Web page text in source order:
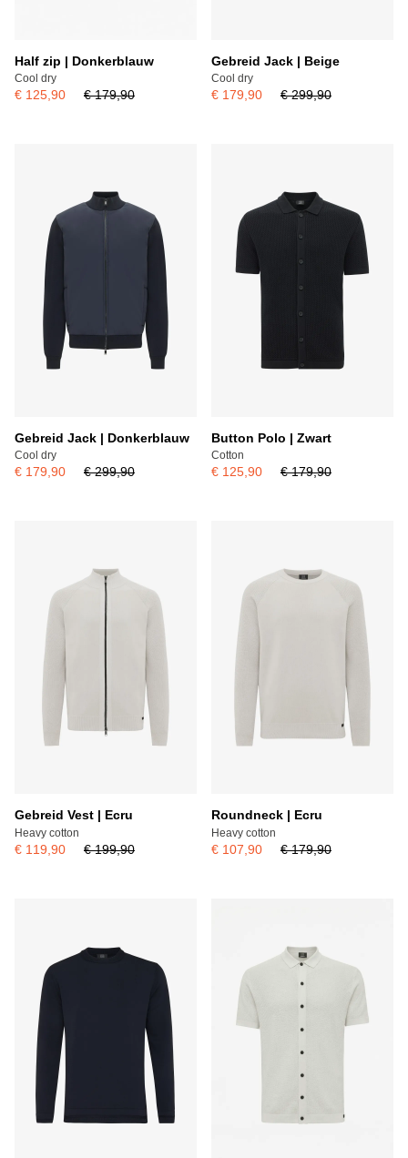
Half zip | Donkerblauw
Cool dry
€ 125,90 € 179,90
Gebreid Jack | Beige
Cool dry
€ 179,90 € 299,90
Gebreid Jack | Donkerblauw
Cool dry
€ 179,90 € 299,90
Button Polo | Zwart
Cotton
€ 125,90 € 179,90
Gebreid Vest | Ecru
Heavy cotton
€ 119,90 € 199,90
Roundneck | Ecru
Heavy cotton
€ 107,90 € 179,90